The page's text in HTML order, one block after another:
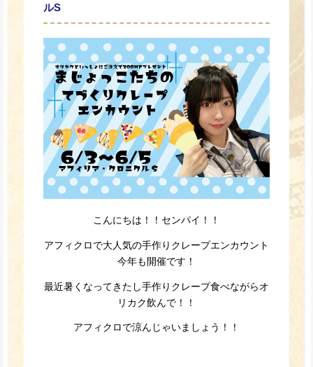
ルS
こんにちは！！センパイ！！
アフィクロで大人気の手作りクレープエンカウント
今年も開催です！
最近暑くなってきたし手作りクレープ食べながらオ
リカク飲んで！！
アフィクロで涼んじゃいましょう！！